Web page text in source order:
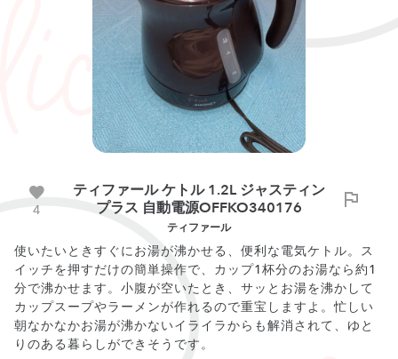
4
ティファール ケトル 1.2L ジャスティン
プラス 自動電源OFFKO340176
ティファール
使いたいときすぐにお湯が沸かせる、便利な電気ケトル。ス
イッチを押すだけの簡単操作で、カップ1杯分のお湯なら約1
分で沸かせます。小腹が空いたとき、サッとお湯を沸かして
カップスープやラーメンが作れるので重宝しますよ。忙しい
朝なかなかお湯が沸かないイライラからも解消されて、ゆと
りのある暮らしができそうです。